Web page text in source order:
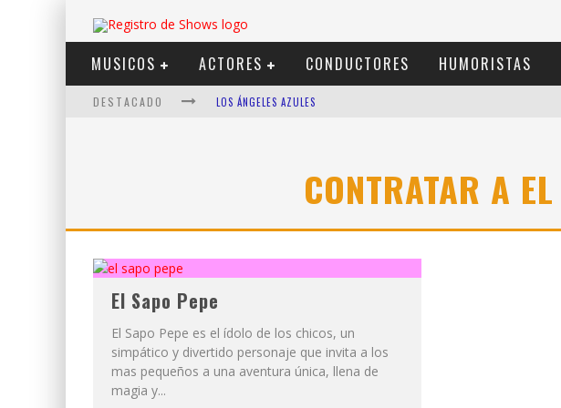
MUSICOS ACTORES CONDUCTORES HUMORISTAS
DESTACADO LOS ÁNGELES AZULES
DUKI
CONTRATAR A
El Sapo Pepe
El Sapo Pepe es el ídolo de los chicos, un
simpático y divertido personaje que invita a los
mas pequeños a una aventura única, llena de
magia y...